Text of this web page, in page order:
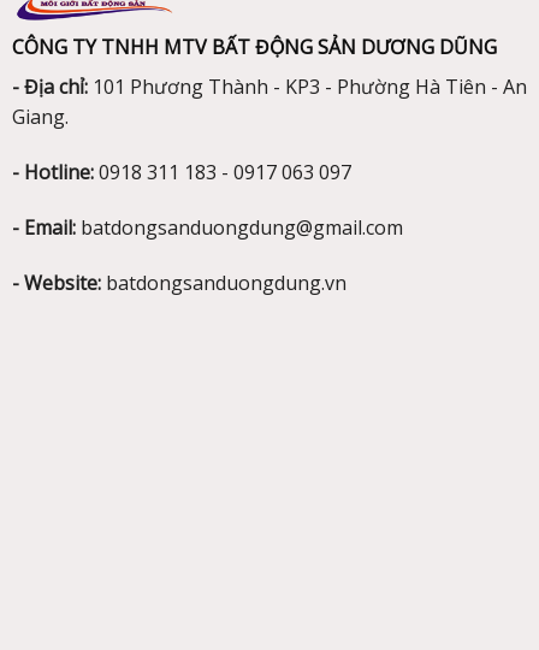
CÔNG TY TNHH MTV BẤT ĐỘNG SẢN DƯƠNG DŨNG
- Địa chỉ:101 Phương Thành - KP3 - Phường Hà Tiên - An
Giang.
- Hotline:0918 311 183 - 0917 063 097
- Email:batdongsanduongdung@gmail.com
- Website:batdongsanduongdung.vn